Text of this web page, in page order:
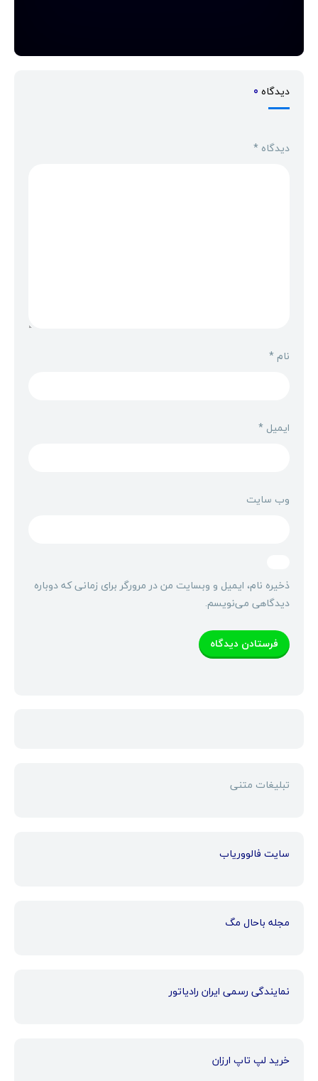
دیدگاه 0
دیدگاه *
نام*
ایمیل *
وب‌ سایت
ذخیره نام، ایمیل و وبسایت من در مرورگر برای زمانی که دوباره
دیدگاهی می‌نویسم.
تبلیغات متنی
سایت فالووریاب
مجله باحال مگ
نمایندگی رسمی ایران رادیاتور
خرید لپ تاپ ارزان